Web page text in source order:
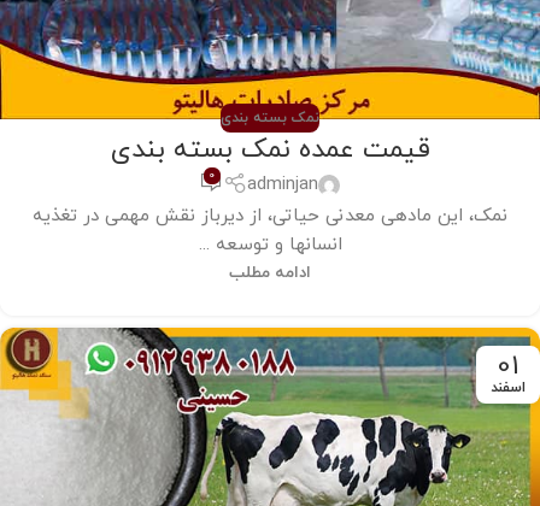
نمک بسته بندی
قیمت عمده نمک بسته بندی
adminjan
0
نمک، این مادهی معدنی حیاتی، از دیرباز نقش مهمی در تغذیه
انسانها و توسعه ...
ادامه مطلب
01
اسفند